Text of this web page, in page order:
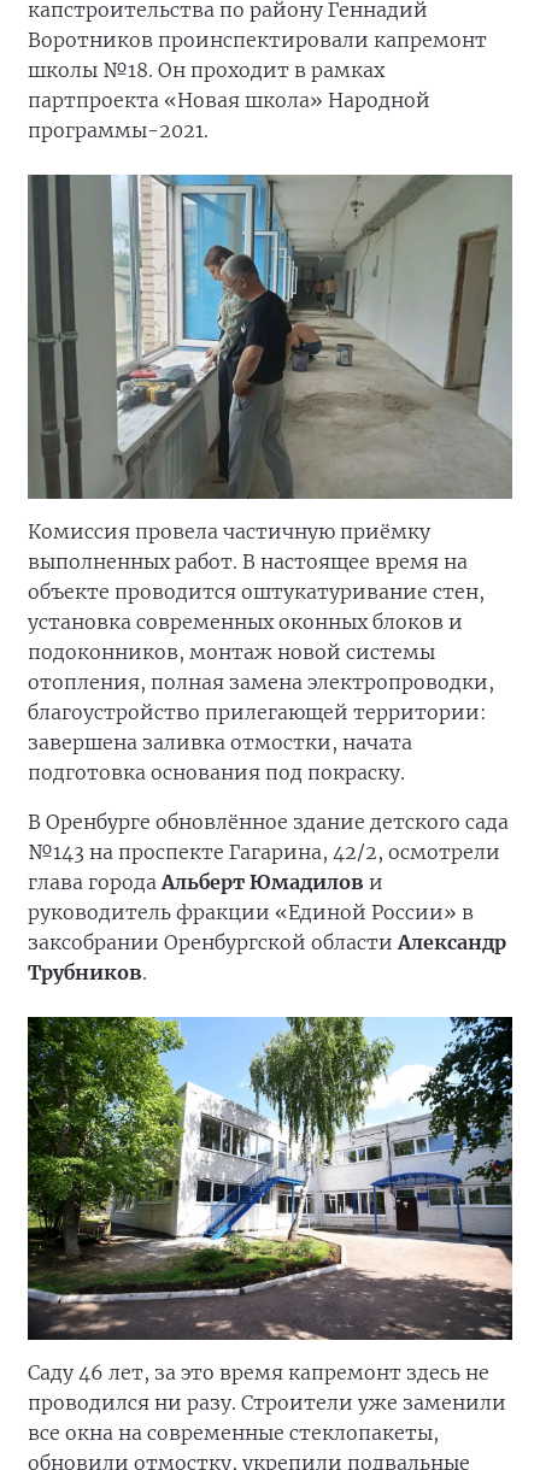
капстроительства по району Геннадий
Воротников проинспектировали капремонт
школы №18. Он проходит в рамках
партпроекта «Новая школа» Народной
программы-2021.
Комиссия провела частичную приёмку
выполненных работ. В настоящее время на
объекте проводится оштукатуривание стен,
установка современных оконных блоков и
подоконников, монтаж новой системы
отопления, полная замена электропроводки,
благоустройство прилегающей территории:
завершена заливка отмостки, начата
подготовка основания под покраску.
В Оренбурге обновлённое здание детского сада
№143 на проспекте Гагарина, 42/2, осмотрели
глава города Альберт Юмадилов и
руководитель фракции «Единой России» в
заксобрании Оренбургской области Александр
Трубников.
Саду 46 лет, за это время капремонт здесь не
проводился ни разу. Строители уже заменили
все окна на современные стеклопакеты,
обновили отмостку, укрепили подвальные